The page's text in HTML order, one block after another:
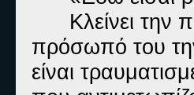
Κλείνει
πρόσωπό του
είναι